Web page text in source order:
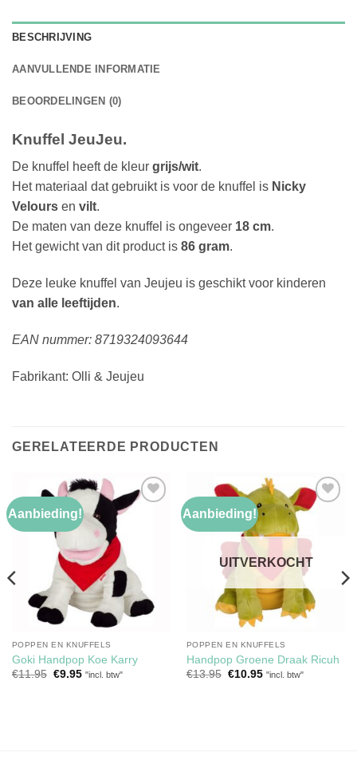
BESCHRIJVING
AANVULLENDE INFORMATIE
BEOORDELINGEN (0)
Knuffel JeuJeu.
De knuffel heeft de kleur grijs/wit.
Het materiaal dat gebruikt is voor de knuffel is Nicky
Velours en vilt.
De maten van deze knuffel is ongeveer 18 cm.
Het gewicht van dit product is 86 gram.
Deze leuke knuffel van Jeujeu is geschikt voor kinderen
van alle leeftijden.
EAN nummer: 8719324093644
Fabrikant: Olli & Jeujeu
GERELATEERDE PRODUCTEN
Aanbieding!
Toevoegen
verlanglijst
POPPEN EN KNUFFELS
Goki Handpop Koe Karry
€11.95 Oorspronkelijke
€9.95Huidige
"incl. btw"
Aanbieding!
Toevoegen
verlanglijst
UITVERKOCHT
POPPEN EN KNUFFELS
Handpop Groene Draak Ricuh
€13.95 Oorspronkelijke
€10.95Huidige
"incl. btw"